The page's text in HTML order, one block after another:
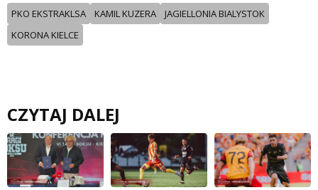
PKO EKSTRAKLSA KAMIL KUZERA
JAGIELLONIA BIALYSTOK
KORONA KIELCE
CZYTAJ DALEJ